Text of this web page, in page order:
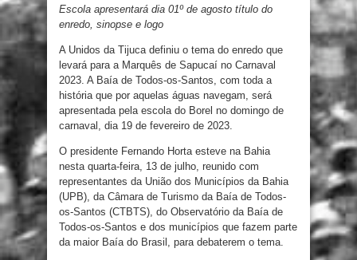
Escola apresentará dia 01º de agosto título do
enredo, sinopse e logo
A Unidos da Tijuca definiu o tema do enredo que
levará para a Marquês de Sapucaí no Carnaval
2023. A Baía de Todos-os-Santos, com toda a
história que por aquelas águas navegam, será
apresentada pela escola do Borel no domingo de
carnaval, dia 19 de fevereiro de 2023.
O presidente Fernando Horta esteve na Bahia
nesta quarta-feira, 13 de julho, reunido com
representantes da União dos Municípios da Bahia
(UPB), da Câmara de Turismo da Baía de Todos-
os-Santos (CTBTS), do Observatório da Baía de
Todos-os-Santos e dos municípios que fazem parte
da maior Baía do Brasil, para debaterem o tema.